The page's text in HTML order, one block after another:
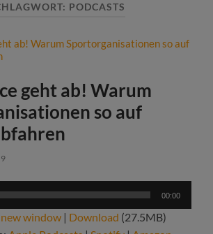
PODCASTS
geht ab! Warum
so auf
00:00
window | Download (27.5MB)